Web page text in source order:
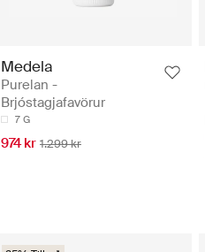
Medela
Purelan -
Brjóstagjafavörur
7 G
974 kr 1.299 kr